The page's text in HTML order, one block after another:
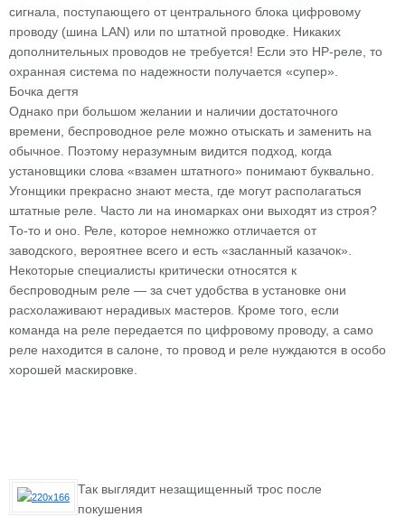
сигнала, поступающего от центрального блока цифровому
проводу (шина LAN) или по штатной проводке. Никаких
дополнительных проводов не требуется! Если это НР-реле, то
охранная система по надежности получается «супер».
Бочка дегтя
Однако при большом желании и наличии достаточного
времени, беспроводное реле можно отыскать и заменить на
обычное. Поэтому неразумным видится подход, когда
установщики слова «взамен штатного» понимают буквально.
Угонщики прекрасно знают места, где могут располагаться
штатные реле. Часто ли на иномарках они выходят из строя?
То-то и оно. Реле, которое немножко отличается от
заводского, вероятнее всего и есть «засланный казачок».
Некоторые специалисты критически относятся к
беспроводным реле — за счет удобства в установке они
расхолаживают нерадивых мастеров. Кроме того, если
команда на реле передается по цифровому проводу, а само
реле находится в салоне, то провод и реле нуждаются в особо
хорошей маскировке.
Так выглядит незащищенный трос после
покушения